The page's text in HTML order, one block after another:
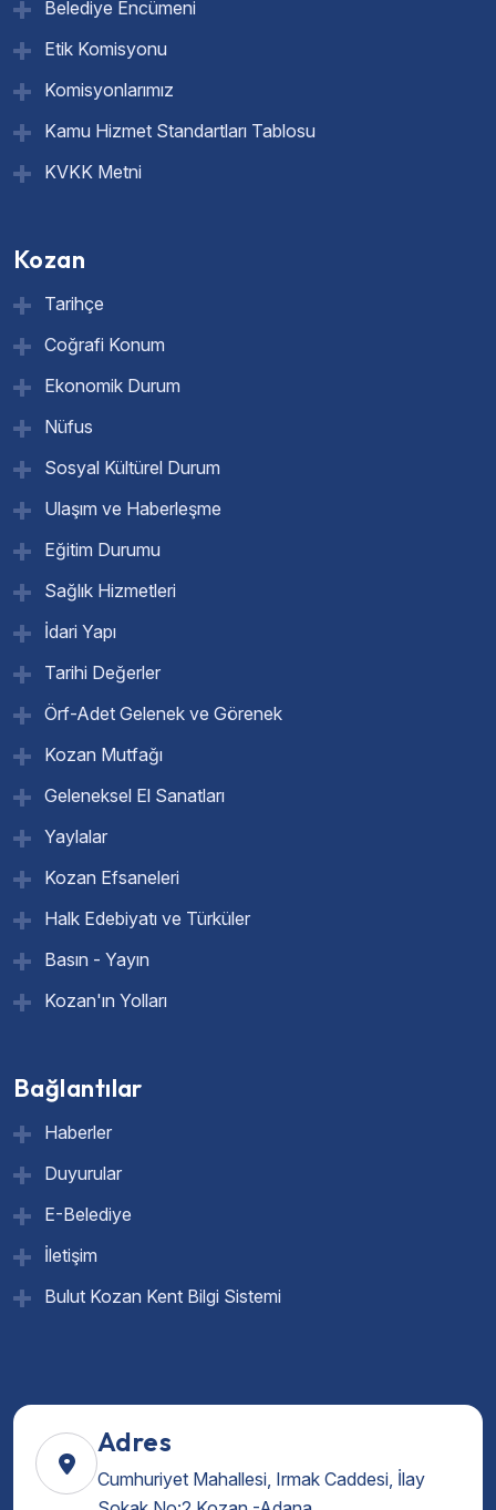
Belediye Encümeni
Etik Komisyonu
Komisyonlarımız
Kamu Hizmet Standartları Tablosu
KVKK Metni
Kozan
Tarihçe
Coğrafi Konum
Ekonomik Durum
Nüfus
Sosyal Kültürel Durum
Ulaşım ve Haberleşme
Eğitim Durumu
Sağlık Hizmetleri
İdari Yapı
Tarihi Değerler
Örf-Adet Gelenek ve Görenek
Kozan Mutfağı
Geleneksel El Sanatları
Yaylalar
Kozan Efsaneleri
Halk Edebiyatı ve Türküler
Basın - Yayın
Kozan'ın Yolları
Bağlantılar
Haberler
Duyurular
E-Belediye
İletişim
Bulut Kozan Kent Bilgi Sistemi
Adres
Cumhuriyet Mahallesi, Irmak Caddesi, İlay